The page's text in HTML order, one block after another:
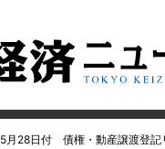
5月28日付 債権・動産譲渡登記